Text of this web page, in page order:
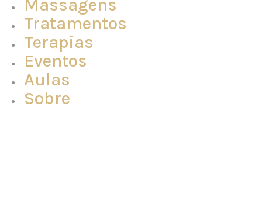
Massagens
Tratamentos
Terapias
Eventos
Aulas
Sobre